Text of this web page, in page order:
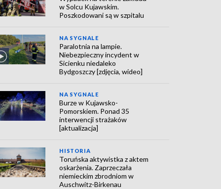
w Solcu Kujawskim.
Poszkodowani są w szpitalu
NA SYGNALE
Paralotnia na lampie.
Niebezpieczny incydent w
Sicienku niedaleko
Bydgoszczy [zdjęcia, wideo]
NA SYGNALE
Burze w Kujawsko-
Pomorskiem. Ponad 35
interwencji strażaków
[aktualizacja]
HISTORIA
Toruńska aktywistka z aktem
oskarżenia. Zaprzeczała
niemieckim zbrodniom w
Auschwitz-Birkenau